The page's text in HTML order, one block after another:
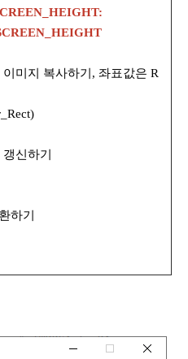
미지 복사하기, 좌표값은 R
신하기
하기